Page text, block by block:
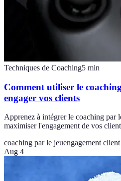
Techniques de Coaching5 min
Comment utiliser le
engager vos clients
Apprenez à intégrer le coaching par
maximiser l'engagement de vos
coaching par le jeuengagement client
Aug 4